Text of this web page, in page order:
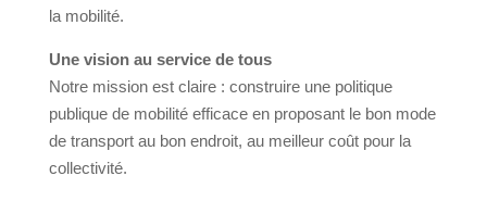
la mobilité.
Une vision au service de tous
Notre mission est claire : construire une politique
publique de mobilité efficace en proposant le bon mode
de transport au bon endroit, au meilleur coût pour la
collectivité.